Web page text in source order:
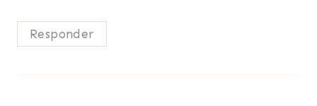
Responder